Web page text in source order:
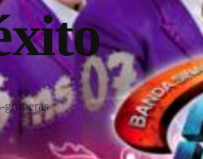
gruperas